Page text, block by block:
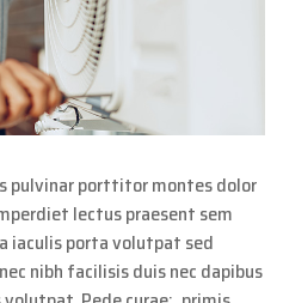
pulvinar porttitor montes dolor
lectus praesent sem
iaculis porta volutpat sed
nibh facilisis duis nec dapibus